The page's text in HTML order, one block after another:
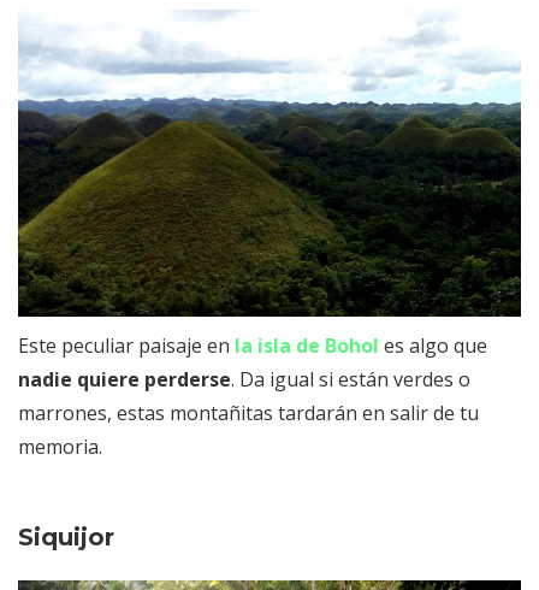
Este peculiar paisaje en la isla de Bohol es algo que
nadie quiere perderse. Da igual si están verdes o
marrones, estas montañitas tardarán en salir de tu
memoria.
Siquijor